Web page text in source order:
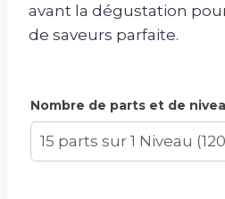
avant la dégustation
de saveurs parfaite.
Nombre de parts et de